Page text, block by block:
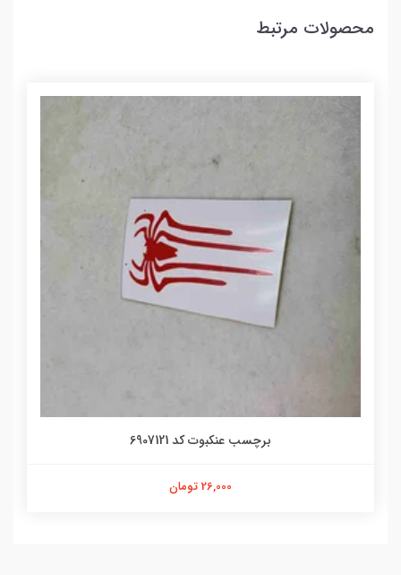
محصولات مرتبط
برچسب عنکبوت کد 6907121
26,000 تومان